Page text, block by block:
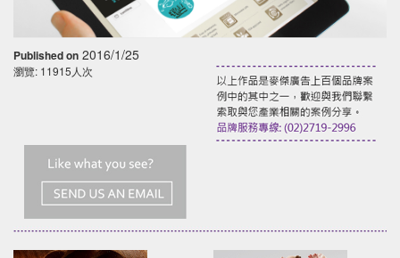
Published on 2016/1/25
瀏覽: 11915人次